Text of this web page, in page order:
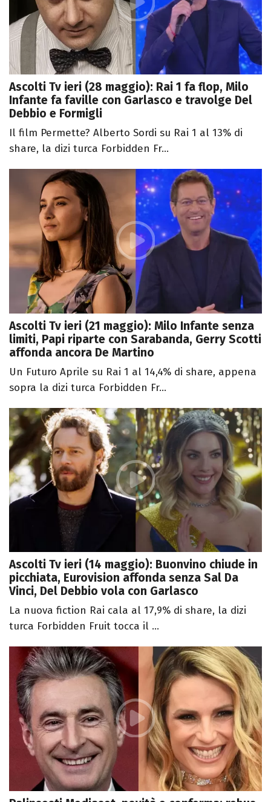
Ascolti Tv ieri (28 maggio): Rai 1 fa flop, Milo
Infante fa faville con Garlasco e travolge Del
Debbio e Formigli
Il film Permette? Alberto Sordi su Rai 1 al 13% di
share, la dizi turca Forbidden Fr...
Ascolti Tv ieri (21 maggio): Milo Infante senza
limiti, Papi riparte con Sarabanda, Gerry Scotti
affonda ancora De Martino
Un Futuro Aprile su Rai 1 al 14,4% di share, appena
sopra la dizi turca Forbidden Fr...
Ascolti Tv ieri (14 maggio): Buonvino chiude in
picchiata, Eurovision affonda senza Sal Da
Vinci, Del Debbio vola con Garlasco
La nuova fiction Rai cala al 17,9% di share, la dizi
turca Forbidden Fruit tocca il ...